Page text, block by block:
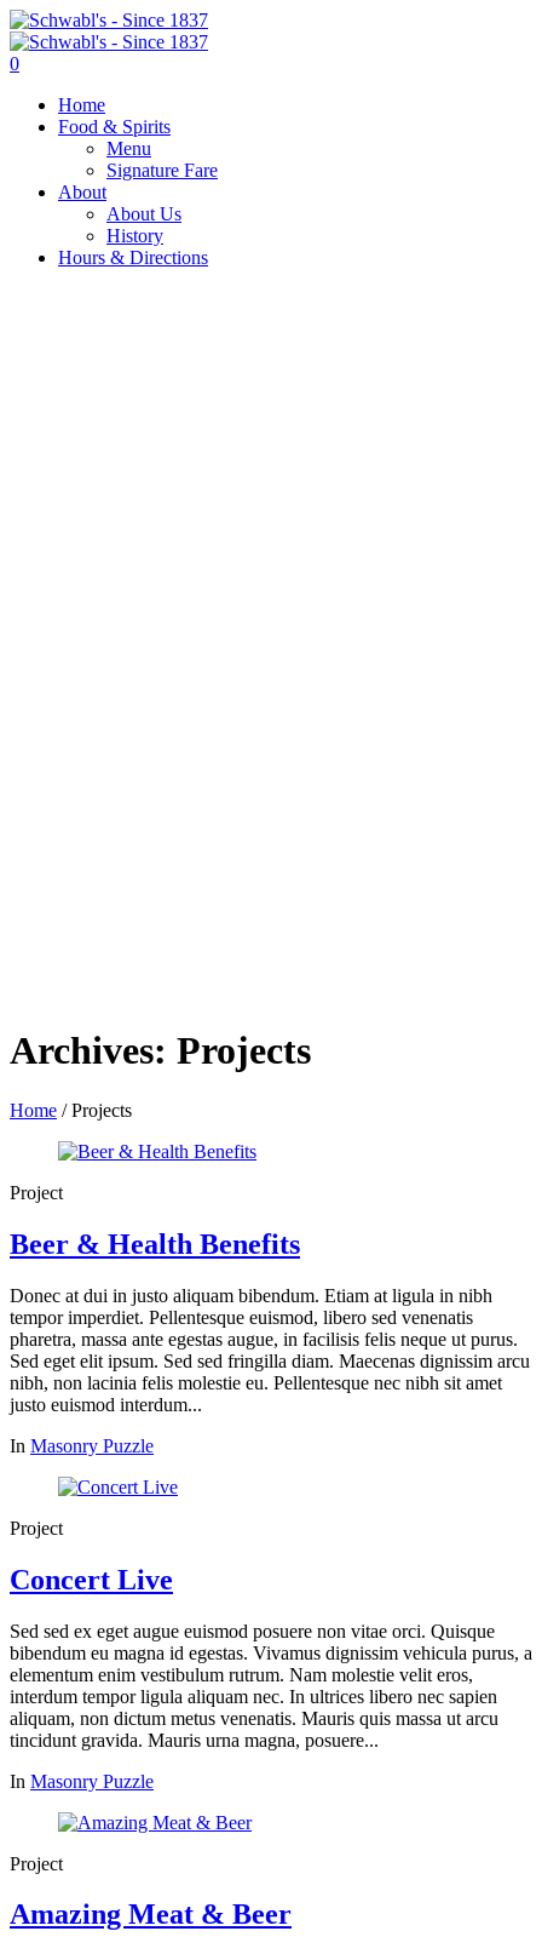
0
Home
Food & Spirits
Menu
Signature Fare
About
About Us
History
Hours & Directions
Archives: Projects
Home /Projects
Project
Beer & Health Benefits
Donec at dui in justo aliquam bibendum. Etiam at ligula in nibh
tempor imperdiet. Pellentesque euismod, libero sed venenatis
pharetra, massa ante egestas augue, in facilisis felis neque ut purus.
Sed eget elit ipsum. Sed sed fringilla diam. Maecenas dignissim arcu
nibh, non lacinia felis molestie eu. Pellentesque nec nibh sit amet
justo euismod interdum...
In Masonry Puzzle
Project
Concert Live
Sed sed ex eget augue euismod posuere non vitae orci. Quisque
bibendum eu magna id egestas. Vivamus dignissim vehicula purus, a
elementum enim vestibulum rutrum. Nam molestie velit eros,
interdum tempor ligula aliquam nec. In ultrices libero nec sapien
aliquam, non dictum metus venenatis. Mauris quis massa ut arcu
tincidunt gravida. Mauris urna magna, posuere...
In Masonry Puzzle
Project
Amazing Meat & Beer